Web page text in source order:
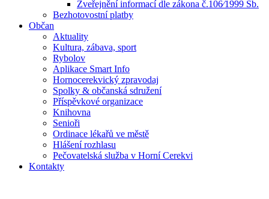
Zveřejnění informací dle zákona č.106⁄1999 Sb.
Bezhotovostní platby
Občan
Aktuality
Kultura, zábava, sport
Rybolov
Aplikace Smart Info
Hornocerekvický zpravodaj
Spolky & občanská sdružení
Příspěvkové organizace
Knihovna
Senioři
Ordinace lékařů ve městě
Hlášení rozhlasu
Pečovatelská služba v Horní Cerekvi
Kontakty